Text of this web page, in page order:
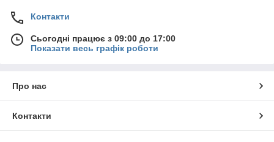
Контакти
Сьогодні працює з 09:00 до 17:00
Показати весь графік роботи
Про нас
Контакти